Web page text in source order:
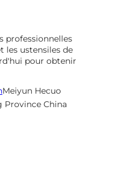
professionnelles
les ustensiles de
pour obtenir
Meiyun Hecuo
Province China